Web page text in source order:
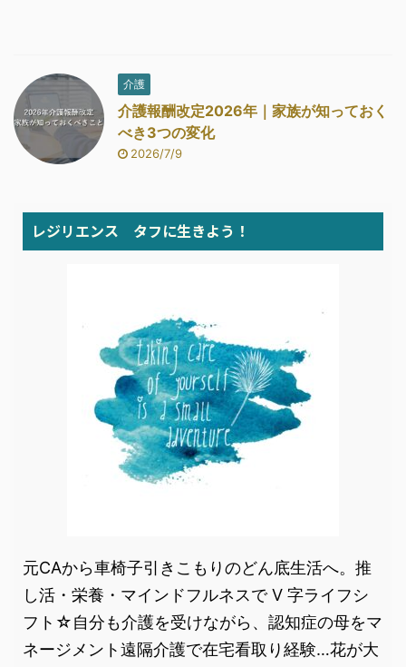
介護
介護報酬改定2026年｜家族が知っておく
べき3つの変化
2026/7/9
レジリエンス タフに生きよう！
元CAから車椅子引きこもりのどん底生活へ。推
し活・栄養・マインドフルネスで V 字ライフシ
フト☆自分も介護を受けながら、認知症の母をマ
ネージメント遠隔介護で在宅看取り経験…花が大